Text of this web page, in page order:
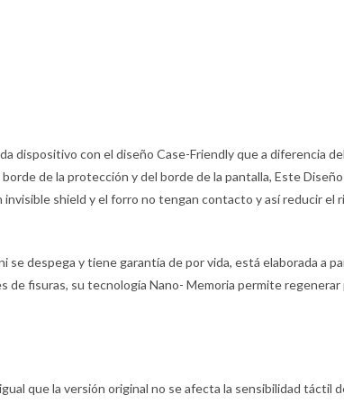
dispositivo con el diseño Case-Friendly que a diferencia
de la protección y del borde de la pantalla, Este
shield y el forro no tengan contacto y así reducir el
despega y tiene garantía de por vida, está elaborada a
fisuras, su tecnología Nano- Memoria permite regenerar
que la versión original no se afecta la sensibilidad táctil